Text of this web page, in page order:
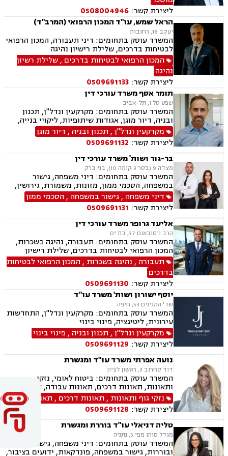
ליצירת קשר: 0508004946
הראל שמש, עו"ד המכון הרפואי (המרב"ד)
יעקב 18, רחובות
המשרד עוסק בתחומים: דיני תעבורה, המכון הרפואי
לבטיחות בדרכים, שלילת רישיון נהיגה
המכון הרפואי לבטיחות בדרכים ,שלילת רשיון
נהיגה
ליצירת קשר: 0509691133
תומר אסף משרד עורכי דין
שפע טל 1, תל-אביב
המשרד עוסק בתחומים: מקרקעין ונדל"ן, תכנון
ובניה, דיור מוגן, אגודות שיתופיות, ליקויי בנייה,
מושבים וקיבוצים, פינוי בינוי, קבוצות רכישה,
עסקאות מכר דירה, פינוי מושכר, הפקעת קרקעות,
מגרשים לבניה, דיירות מוגנת, נחלות ומשקים
במושבים, רשות מקרקעי ישראל, צווי הריסה, רישום
קבלנים, בתים משותפים, נדל"ן ביהודה ושומרון,
ייפוי כוח מתמשך, ירושות וצואות
מקרקעין ונדל"ן, תכנון ובניה , דיור מוגן
ליצירת קשר: 0509691132
בר-גור ושות' משרד עורכי דין
מצדה 9 (בסר 3 קומה 10), בני ברק
המשרד עוסק בתחומים: דיני משפחה, גישור
במשפחה, הסכמי ממון, מזונות, משמורת, גירושין,
חלוקת רכוש, מעמד אישי, זמני שהות.
דיני משפחה ,גישור במשפחה , הסכמי ממון
ליצירת קשר: 0509691131
אליעד גרופר משרד עורכי דין
הרב ניסנבאום 37, בת ים
המשרד עוסק בתחומים: תעבורה, נהיגה בשכרות,
המכון הרפואי לבטיחות בדרכים, שלילת רישיון
נהיגה, פסילת רישיון מנהלית
תעבורה , נהיגה בשכרות , המכון הרפואי לבטיחות
בדרכים
ליצירת קשר: 0509691130
יוסף ישורון ושות' משרד עו"ד
שד' המגינים 53, חיפה
המשרד עוסק בתחומים: מקרקעין ונדל"ן, התחדשות
עירונית, ליטיגציה, פינוי בינוי
מקרקעין ונדל"ן, תכנון ובניה , פינוי בינוי
ליצירת קשר: 0509691129
נועה אפרתי משרד עו"ד ומגשרת
דוד סחרוב 3, ראשון לציון
המשרד עוסק בתחומים: ביטוח לאומי, נזקי גוף
ותאונות, תאונות דרכים, תאונות עבודה, אובדן כושר
עבודה, תאונות תלמידים, תאונות עקב רשלנות,
רשלנות רפואית, רשלנות רפואית- הריון ולידה,
רשלנות רפואית - רפואת שיניים, צבא ומשרד
הבטחון, נכי צה"ל, משפט צבאי.
נזקי גוף ותאונות , תאונות דרכים , תאונות עבודה
ליצירת קשר: 0509691128
טליה דניאלי עו"ד בוררת ומגשרת
מגדל סוהו מפי 5, נתניה
המשרד עוסק בתחומים: דיני משפחה, גישור
ובוררות, גישור במשפחה, פונדקאות, ידועים בציבור,